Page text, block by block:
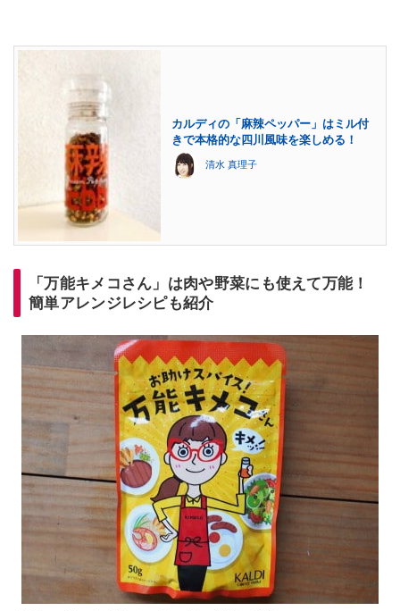
カルディの「麻辣ペッパー」はミル付
きで本格的な四川風味を楽しめる！
清水 真理子
「万能キメコさん」は肉や野菜にも使えて万能！
簡単アレンジレシピも紹介